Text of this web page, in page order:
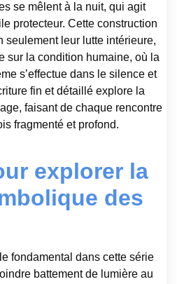
se mêlent à la nuit, qui agit
protecteur. Cette construction
seulement leur lutte intérieure,
sur la condition humaine, où la
s’effectue dans le silence et
fin et détaillé explore la
faisant de chaque rencontre
fragmenté et profond.
explorer la
des
fondamental dans cette série
battement de lumière au